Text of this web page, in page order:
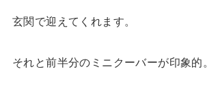
玄関で迎えてくれます。
それと前半分のミニクーバーが印象的。